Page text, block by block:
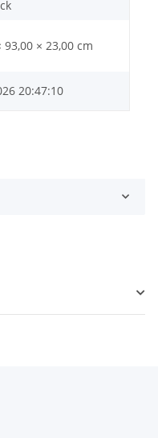
93,00 × 23,00 cm
20:47:10